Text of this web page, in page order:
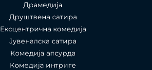
Драмедија
Друштвена сатира
Ексцентрична комедија
Јувеналска сатира
Комедија апсурда
Комедија интриге